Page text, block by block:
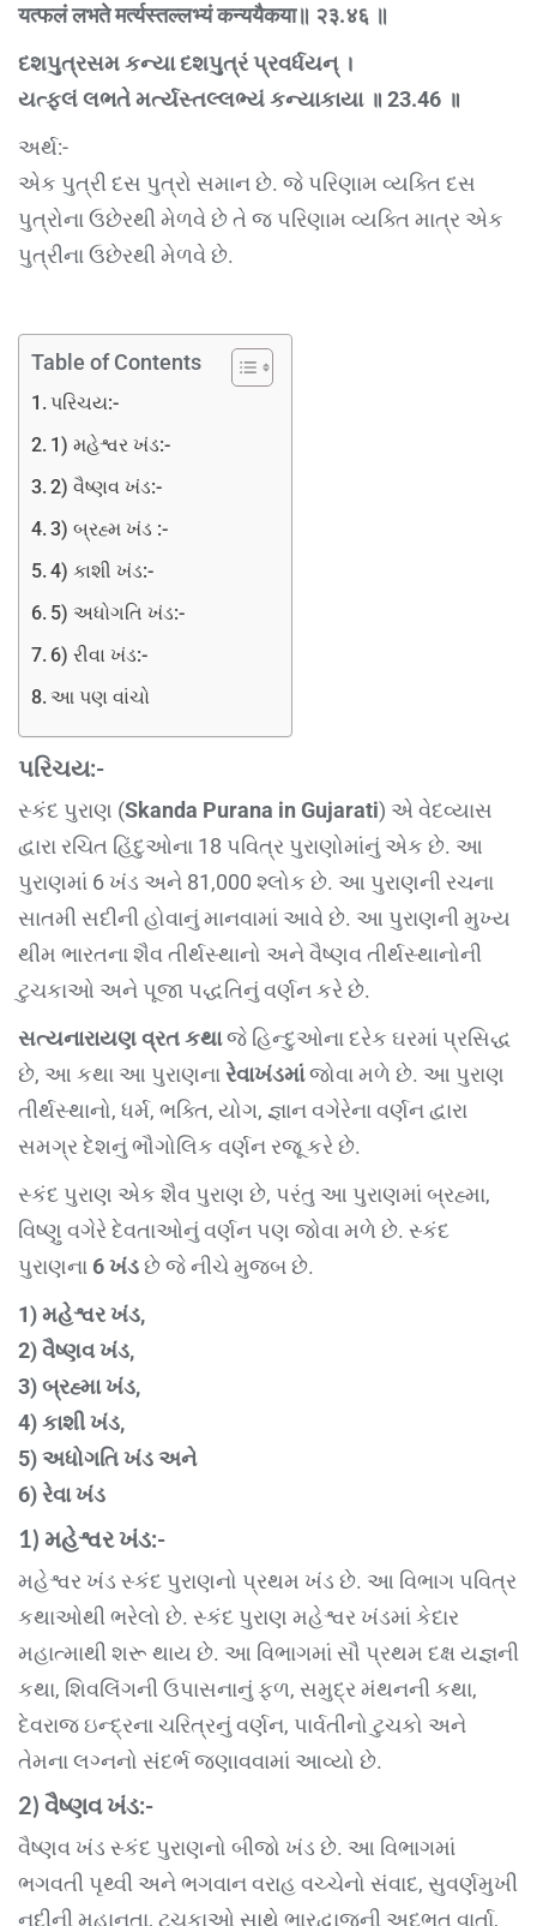
यत्फलं लभते मर्त्यस्तल्लभ्यं कन्ययैकया॥ २३.४६ ॥
દશપુત્રસમ કન્યા દશપુત્રં પ્રવર્ધયન્ ।
યત્ફલં લભતે મર્ત્યસ્તલ્લભ્યં કન્યાકાયા ॥ 23.46 ॥
અર્થ:-
એક પુત્રી દસ પુત્રો સમાન છે. જે પરિણામ વ્યક્તિ દસ
પુત્રોના ઉછેરથી મેળવે છે તે જ પરિણામ વ્યક્તિ માત્ર એક
પુત્રીના ઉછેરથી મેળવે છે.
Table of Contents
પરિચય:-
1) મહેશ્વર ખંડ:-
2) વૈષ્ણવ ખંડ:-
3) બ્રહ્મ ખંડ :-
4) કાશી ખંડ:-
5) અધોગતિ ખંડ:-
6) રીવા ખંડ:-
આ પણ વાંચો
પરિચય:-
સ્કંદ પુરાણ (Skanda Purana in Gujarati) એ વેદવ્યાસ
દ્વારા રચિત હિંદુઓના 18 પવિત્ર પુરાણોમાંનું એક છે. આ
પુરાણમાં 6 ખંડ અને 81,000 શ્લોક છે. આ પુરાણની રચના
સાતમી સદીની હોવાનું માનવામાં આવે છે. આ પુરાણની મુખ્ય
થીમ ભારતના શૈવ તીર્થસ્થાનો અને વૈષ્ણવ તીર્થસ્થાનોની
ટુચકાઓ અને પૂજા પદ્ધતિનું વર્ણન કરે છે.
સત્યનારાયણ વ્રત કથાજે હિન્દુઓના દરેક ઘરમાં પ્રસિદ્ધ
છે, આ કથા આ પુરાણનારેવાખંડમાંજોવા મળે છે. આ પુરાણ
તીર્થસ્થાનો, ધર્મ, ભક્તિ, યોગ, જ્ઞાન વગેરેના વર્ણન દ્વારા
સમગ્ર દેશનું ભૌગોલિક વર્ણન રજૂ કરે છે.
સ્કંદ પુરાણ એક શૈવ પુરાણ છે, પરંતુ આ પુરાણમાં બ્રહ્મા,
વિષ્ણુ વગેરે દેવતાઓનું વર્ણન પણ જોવા મળે છે. સ્કંદ
પુરાણના 6 ખંડછે જે નીચે મુજબ છે.
1) મહેશ્વર ખંડ,
2) વૈષ્ણવ ખંડ,
3) બ્રહ્મા ખંડ,
4) કાશી ખંડ,
5) અધોગતિ ખંડ અને
6) રેવા ખંડ
1) મહેશ્વરખંડ:-
મહેશ્વર ખંડ સ્કંદ પુરાણનો પ્રથમ ખંડ છે. આ વિભાગ પવિત્ર
કથાઓથી ભરેલો છે. સ્કંદ પુરાણ મહેશ્વર ખંડમાં કેદાર
મહાત્માથી શરૂ થાય છે. આ વિભાગમાં સૌ પ્રથમ દક્ષ યજ્ઞની
કથા, શિવલિંગની ઉપાસનાનું ફળ, સમુદ્ર મંથનની કથા,
દેવરાજ ઇન્દ્રના ચરિત્રનું વર્ણન, પાર્વતીનો ટુચકો અને
તેમના લગ્નનો સંદર્ભ જણાવવામાં આવ્યો છે.
2) વૈષ્ણવખંડ:-
વૈષ્ણવ ખંડ સ્કંદ પુરાણનો બીજો ખંડ છે. આ વિભાગમાં
ભગવતી પૃથ્વી અને ભગવાન વરાહ વચ્ચેનો સંવાદ, સુવર્ણમુખી
નદીની મહાનતા, ટુચકાઓ સાથે ભારદ્વાજની અદ્ભુત વાર્તા,